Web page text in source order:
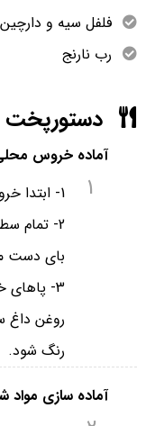
فلفل سیه و دارچین 1 قاشق
رب نارنج 1 قاشق
آماده خروس
1
1- ابتدا خروس را به خوبی بشورید.
2- تمام
بای دست
3-
روغن داغ
رنگ شود.
آماده سازی مواد